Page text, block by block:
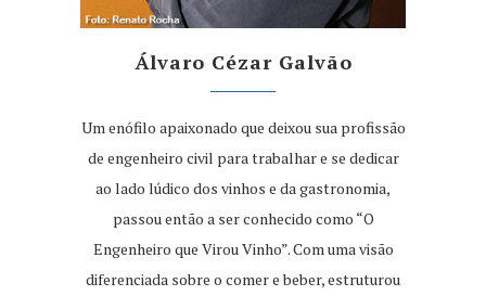
Álvaro Cézar Galvão
Um enófilo apaixonado que deixou sua profissão
de engenheiro civil para trabalhar e se dedicar
ao lado lúdico dos vinhos e da gastronomia,
passou então a ser conhecido como “O
Engenheiro que Virou Vinho”. Com uma visão
diferenciada sobre o comer e beber, estruturou